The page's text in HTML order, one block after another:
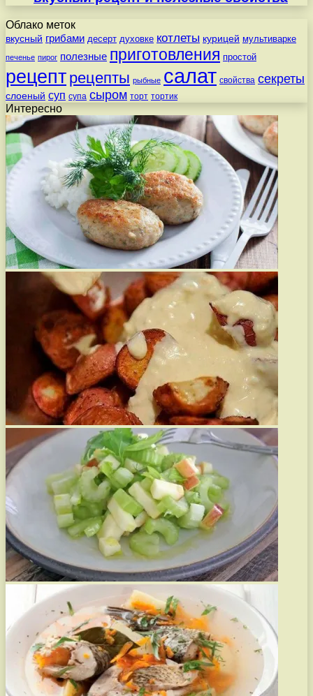
Облако меток
вкусный грибами десерт духовке котлеты курицей мультиварке
печенье пирог полезные приготовления простой
рецепт рецепты рыбные салат свойства секреты
слоеный суп супа сыром торт тортик
Интересно